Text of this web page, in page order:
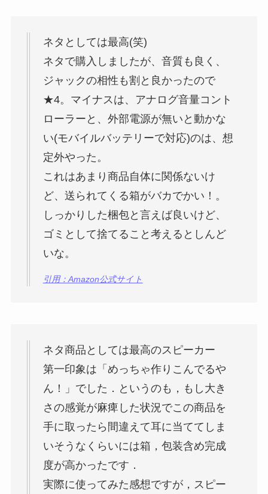
ネタとしては最高(笑)
ネタで購入しましたが、音質も良く、
ジャックの相性も割と良かったので
★4。マイナスは、アナログ音量コント
ローラーと、外部電源が無いと動かな
い(モバイルバッテリーで対応)のは、想
定外やった。
これはあまり商品自体に関係ないけ
ど、送られてくる箱がバカでかい！。
しっかりした梱包と言えば良いけど、
ゴミとして捨てること考えるとしんど
いな。
引用：Amazon公式サイト
ネタ商品としては最高のスピーカー
第一印象は「めっちゃ作りこんでるや
ん！」でした．というのも，もし大き
さの感覚が麻痺した状況でこの商品を
手に取ったら間違えて耳に当ててしま
いそうなくらいには箱，包装含め完成
度が高かったです．
実際に使ってみた感想ですが，スピー